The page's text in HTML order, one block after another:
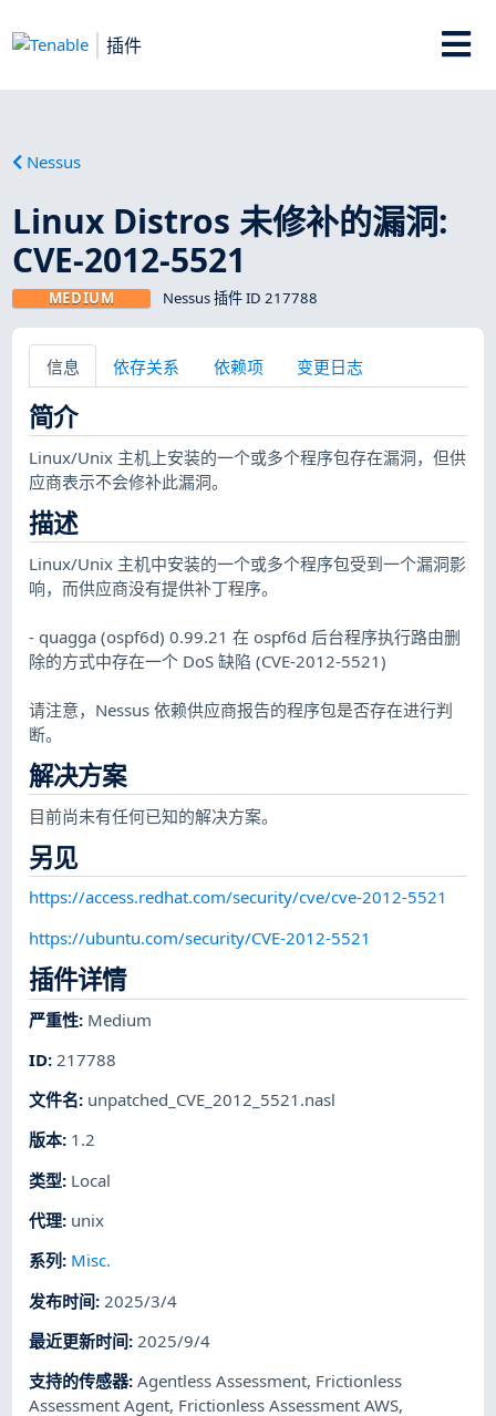
插件
Nessus
Linux Distros 未修补的漏洞:
CVE-2012-5521
MEDIUM Nessus 插件 ID 217788
信息 依存关系 依赖项 变更日志
简介
Linux/Unix 主机上安装的一个或多个程序包存在漏洞，但供
应商表示不会修补此漏洞。
描述
Linux/Unix 主机中安装的一个或多个程序包受到一个漏洞影
响，而供应商没有提供补丁程序。
- quagga (ospf6d) 0.99.21 在 ospf6d 后台程序执行路由删
除的方式中存在一个 DoS 缺陷 (CVE-2012-5521)
请注意，Nessus 依赖供应商报告的程序包是否存在进行判
断。
解决方案
目前尚未有任何已知的解决方案。
另见
https://access.redhat.com/security/cve/cve-2012-5521
https://ubuntu.com/security/CVE-2012-5521
插件详情
严重性: Medium
ID: 217788
文件名: unpatched_CVE_2012_5521.nasl
版本: 1.2
类型: Local
代理: unix
系列 : Misc.
发布时间: 2025/3/4
最近更新时间: 2025/9/4
支持的传感器:Agentless Assessment, Frictionless
Assessment Agent, Frictionless Assessment AWS,